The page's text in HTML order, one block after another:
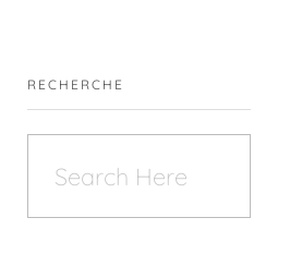
RECHERCHE